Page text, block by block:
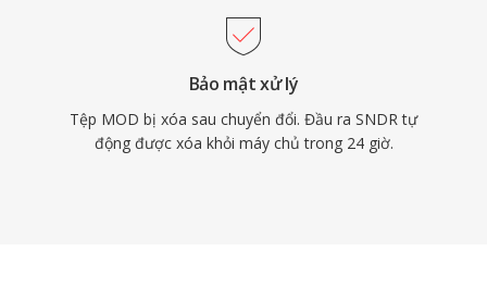
Bảo mật xử lý
Tệp MOD bị xóa sau chuyển đổi. Đầu ra SNDR tự
động được xóa khỏi máy chủ trong 24 giờ.